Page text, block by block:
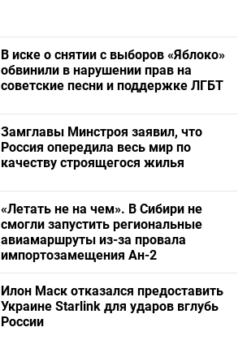
В иске о снятии с выборов «Яблоко»
обвинили в нарушении прав на
советские песни и поддержке ЛГБТ
Замглавы Минстроя заявил, что
Россия опередила весь мир по
качеству строящегося жилья
«Летать не на чем». В Сибири не
смогли запустить региональные
авиамаршруты из-за провала
импортозамещения Ан-2
Илон Маск отказался предоставить
Украине Starlink для ударов вглубь
России